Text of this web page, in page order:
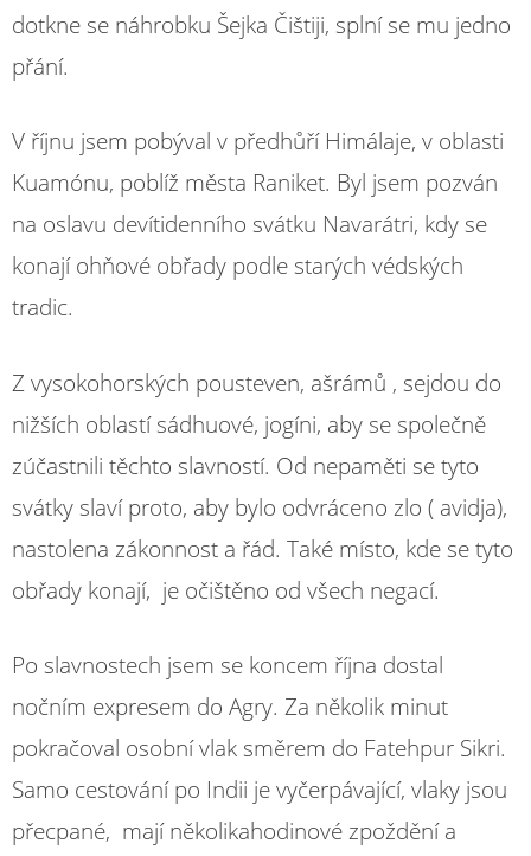
dotkne se náhrobku Šejka Čištiji, splní se mu jedno
přání.
V říjnu jsem pobýval v předhůří Himálaje, v oblasti
Kuamónu, poblíž města Raniket. Byl jsem pozván
na oslavu devítidenního svátku Navarátri, kdy se
konají ohňové obřady podle starých védských
tradic.
Z vysokohorských pousteven, ašrámů , sejdou do
nižších oblastí sádhuové, jogíni, aby se společně
zúčastnili těchto slavností. Od nepaměti se tyto
svátky slaví proto, aby bylo odvráceno zlo ( avidja),
nastolena zákonnost a řád. Také místo, kde se tyto
obřady konají, je očištěno od všech negací.
Po slavnostech jsem se koncem října dostal
nočním expresem do Agry. Za několik minut
pokračoval osobní vlak směrem do Fatehpur Sikri.
Samo cestování po Indii je vyčerpávající, vlaky jsou
přecpané, mají několikahodinové zpoždění a